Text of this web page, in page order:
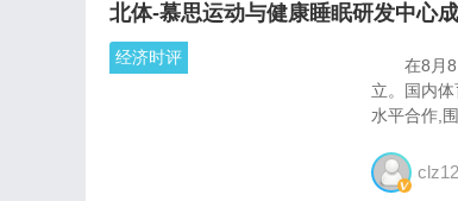
北体-慕思运动与健康睡眠研发中心
经济时评
在8月8日
立。国内
水平合作,